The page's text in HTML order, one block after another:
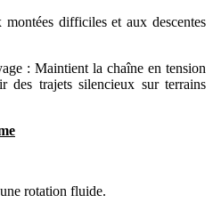
montées difficiles et aux descentes
: Maintient la chaîne en tension
des trajets silencieux sur terrains
rotation fluide.